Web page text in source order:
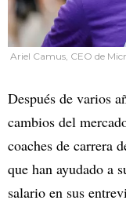
Ariel Camus, CEO de
Después de varios
cambios del
coaches de carrera
que han ayudado a
salario en sus